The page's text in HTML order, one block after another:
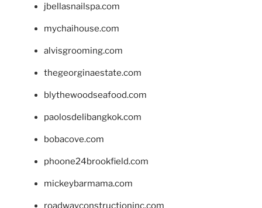
jbellasnailspa.com
mychaihouse.com
alvisgrooming.com
thegeorginaestate.com
blythewoodseafood.com
paolosdelibangkok.com
bobacove.com
phoone24brookfield.com
mickeybarmama.com
roadwayconstructioninc.com